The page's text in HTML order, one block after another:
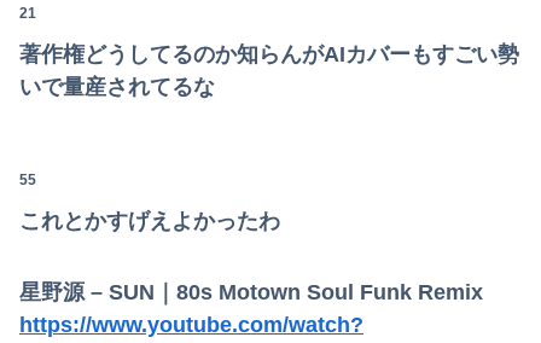
Powered by livedoor 相互RSS
21
著作権どうしてるのか知らんがAIカバーもすごい勢
いで量産されてるな
55
これとかすげえよかったわ
星野源 – SUN｜80s Motown Soul Funk Remix
https://www.youtube.com/watch?